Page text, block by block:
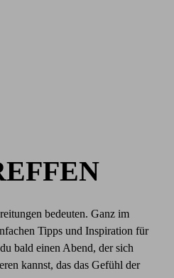
bedeuten. Ganz im
Tipps und Inspiration für
bald einen Abend, der sich
kannst, das das Gefühl der